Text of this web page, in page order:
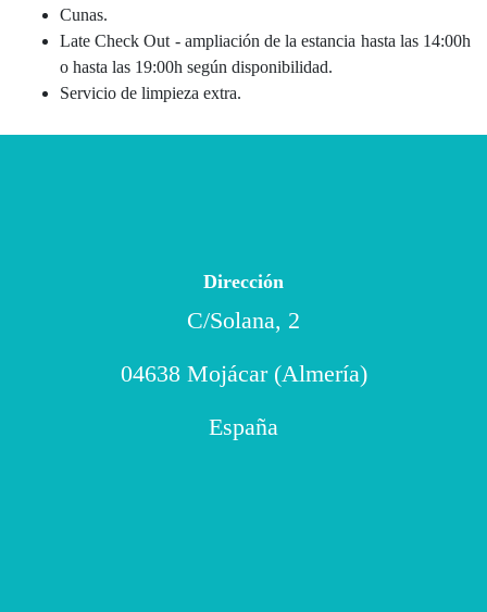
Cunas.
Late Check Out - ampliación de la estancia hasta las 14:00h
o hasta las 19:00h según disponibilidad.
Servicio de limpieza extra.
Dirección
C/Solana, 2
04638 Mojácar (Almería)
España